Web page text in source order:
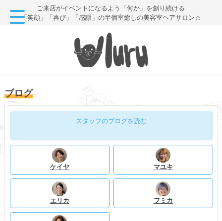
ご来店がイベントになるよう「何か」を創り続ける
「笑顔」「喜び」「感謝」の半個室癒しの美容室ヘアサロン☆
ブログ
スタッフのブログを読む
ケイヤ マユキ
エリカ フミカ